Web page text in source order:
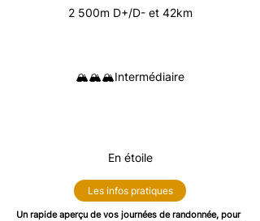
2 500m D+/D- et 42km
🏔️🏔️🏔️Intermédiaire
En étoile
Les infos pratiques
Un rapide aperçu de vos journées de randonnée, pour